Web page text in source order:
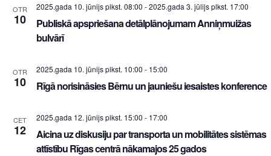
OTR
10
2025.gada 10. jūnijs plkst. 08:00 -2025.gada 3. jūlijs plkst. 17:00
Publiskā apspriešana detālplānojumam Anniņmuižas
bulvārī
OTR
10
2025.gada 10. jūnijs plkst. 10:00 - 15:00
Rīgā norisināsies Bērnu un jauniešu iesaistes konference
CET
12
2025.gada 12. jūnijs plkst. 15:00 - 17:00
Aicina uz diskusiju par transporta un mobilitātes sistēmas
attīstību Rīgas centrā nākamajos 25 gados